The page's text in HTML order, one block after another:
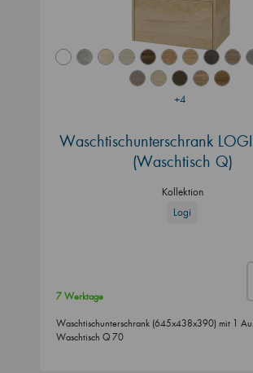
+4
Waschtischunterschrank
(Waschtisch Q)
Kollektion
Logi
7 Werktage
Waschtischunterschrank (645x438x390) mit 1
Waschtisch Q 70